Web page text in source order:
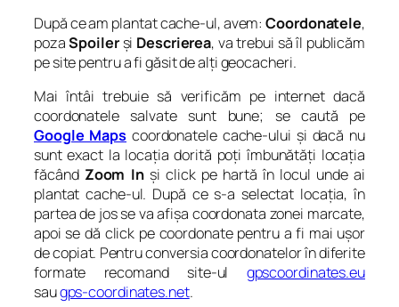
După ce am plantat cache-ul, avem:Coordonatele,
pozaSpoilerși Descrierea, va trebui să îl publicăm
pe site pentru a fi găsit de alți geocacheri.
Mai întâi trebuie să verificăm pe internet dacă
coordonatele salvate sunt bune; se caută pe
Google Maps coordonatele cache-ului și dacă nu
sunt exact la locația dorită poți îmbunătăți locația
făcând Zoom Inși click pe hartă în locul unde ai
plantat cache-ul. După ce s-a selectat locația, în
partea de jos se va afișa coordonata zonei marcate,
apoi se dă click pe coordonate pentru a fi mai ușor
de copiat. Pentru conversia coordonatelor în diferite
formate recomand site-ul gpscoordinates.eu
saugps-coordinates.net.